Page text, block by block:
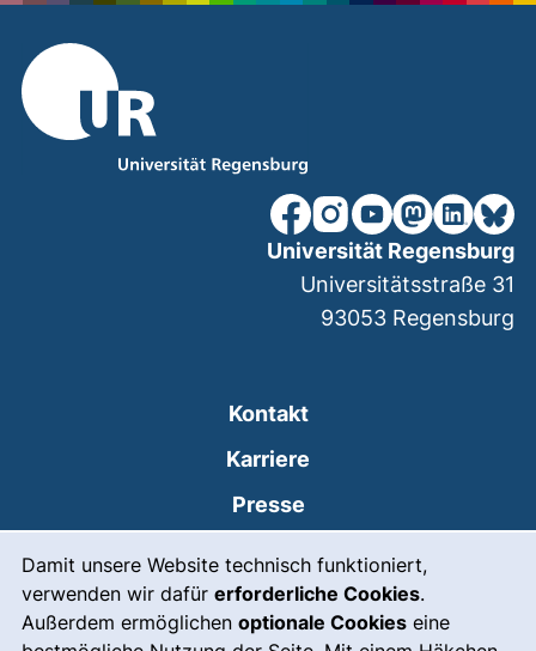
Damit unsere Website technisch funktioniert,
verwenden wir dafür erforderliche Cookies.
Außerdem ermöglichen optionale Cookies eine
unsere Facebook-Seite
unsere Instagram-
unsere YouTube-
unsereunsere
Kontakt
Karriere
Presse
Leichte Sprache
Gebärdensprache
Universität Regensburg
Universitätsstraße 31
93053 Regensburg